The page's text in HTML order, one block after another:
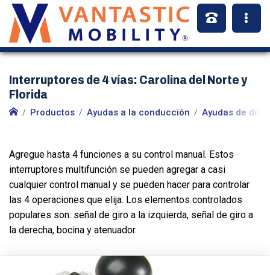
Interruptores de 4 vías: Carolina del Norte y
Florida
Productos Ayudas a la conducción Ayudas de
Agregue hasta 4 funciones a su control manual. Estos
interruptores multifunción se pueden agregar a casi
cualquier control manual y se pueden hacer para controlar
las 4 operaciones que elija. Los elementos controlados
populares son: señal de giro a la izquierda, señal de giro a
la derecha, bocina y atenuador.